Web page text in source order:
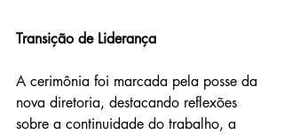
Transição de Liderança
A cerimônia foi marcada pela posse da
nova diretoria, destacando reflexões
sobre a continuidade do trabalho, a